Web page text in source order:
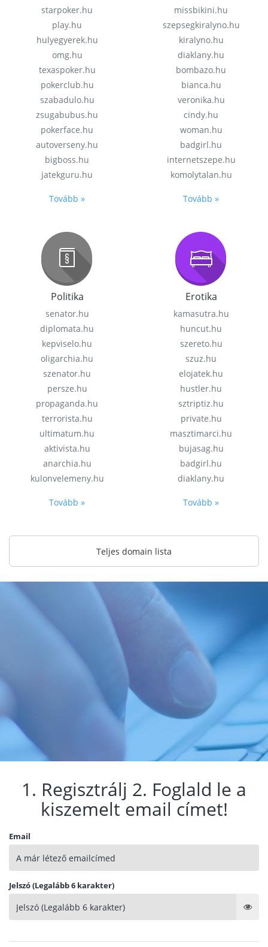
starpoker.hu
play.hu
hulyegyerek.hu
omg.hu
texaspoker.hu
pokerclub.hu
szabadulo.hu
zsugabubus.hu
pokerface.hu
autoverseny.hu
bigboss.hu
jatekguru.hu
Tovább »
missbikini.hu
szepsegkiralyno.hu
kiralyno.hu
diaklany.hu
bombazo.hu
bianca.hu
veronika.hu
cindy.hu
woman.hu
badgirl.hu
internetszepe.hu
komolytalan.hu
Tovább »
Politika
senator.hu
diplomata.hu
kepviselo.hu
oligarchia.hu
szenator.hu
persze.hu
propaganda.hu
terrorista.hu
ultimatum.hu
aktivista.hu
anarchia.hu
kulonvelemeny.hu
Tovább »
Erotika
kamasutra.hu
huncut.hu
szereto.hu
szuz.hu
elojatek.hu
hustler.hu
sztriptiz.hu
private.hu
masztimarci.hu
bujasag.hu
badgirl.hu
diaklany.hu
Tovább »
Teljes domain lista
1. Regisztrálj 2. Foglald le a
kiszemelt email címet!
Email
Jelszó (Legalább 6 karakter)